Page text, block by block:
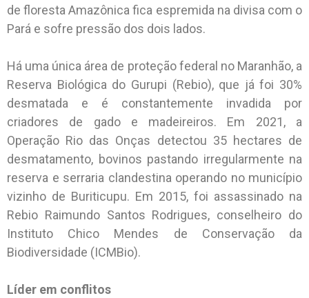
de floresta Amazônica fica espremida na divisa com o
Pará e sofre pressão dos dois lados.
Há uma única área de proteção federal no Maranhão, a
Reserva Biológica do Gurupi (Rebio), que já foi 30%
desmatada e é constantemente invadida por
criadores de gado e madeireiros. Em 2021, a
Operação Rio das Onças detectou 35 hectares de
desmatamento, bovinos pastando irregularmente na
reserva e serraria clandestina operando no município
vizinho de Buriticupu. Em 2015, foi assassinado na
Rebio Raimundo Santos Rodrigues, conselheiro do
Instituto Chico Mendes de Conservação da
Biodiversidade (ICMBio).
Líder em conflitos